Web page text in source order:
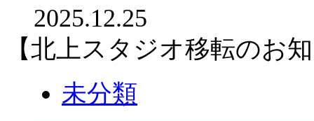
2025.12.25
【北上スタジオ移転のお
未分類